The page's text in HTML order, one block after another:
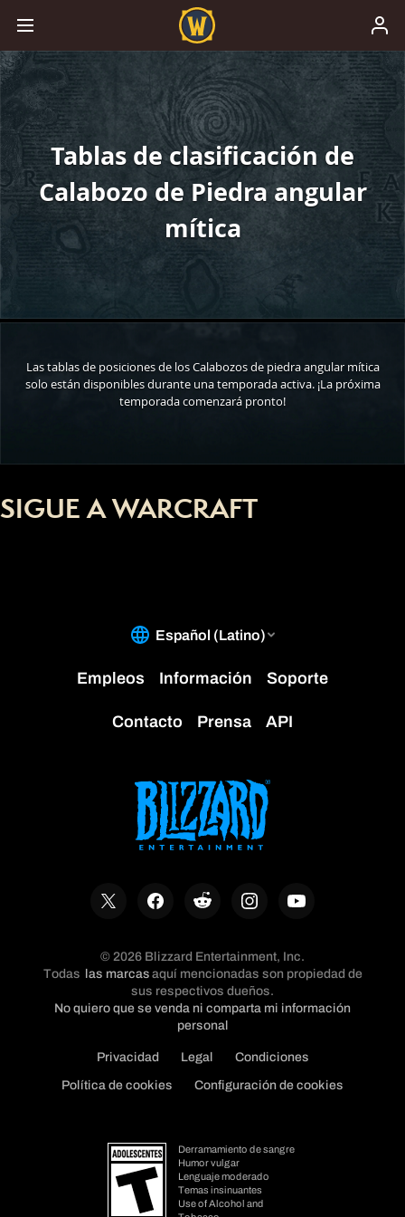
Tablas de clasificación de
Calabozo de Piedra angular
mítica
Las tablas de posiciones de los Calabozos de piedra angular mítica
solo están disponibles durante una temporada activa. ¡La próxima
temporada comenzará pronto!
SIGUE A WARCRAFT